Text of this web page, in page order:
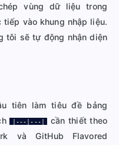
vùng dữ liệu trong
tiếp vào khung nhập liệu.
tôi sẽ tự động nhận diện
tiên làm tiêu đề bảng
|---|---|
cần thiết theo
và GitHub Flavored